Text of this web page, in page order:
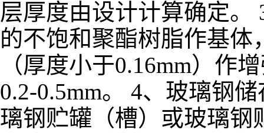
层厚度由设计计算确定
的不饱和聚酯树脂作基
（厚度小于0.16mm）作
0.2-0.5mm。 4、玻璃钢
璃钢贮罐（槽）或玻璃钢